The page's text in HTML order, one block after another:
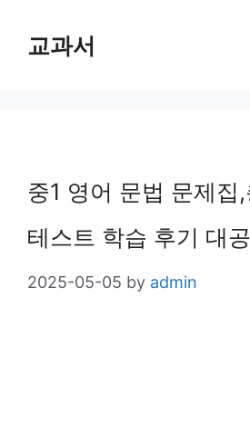
교과서
중1 영어 문법 문제집
테스트 학습 후기 대
2025-05-05 by admin